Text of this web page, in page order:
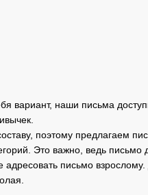
вариант, наши письма
поэтому предлагаем
Это важно, ведь
письмо